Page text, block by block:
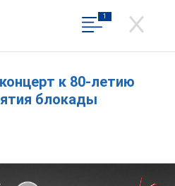
КУЛЬТУРЫ
ОБЛАСТИ
сайт
Владимировна
1
к 80-летию
блокады